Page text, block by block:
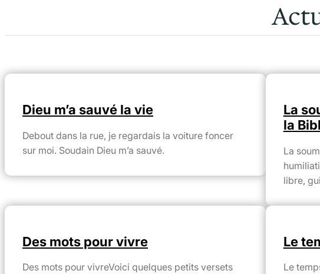
Dieu m’a sauvé la vie
Debout dans la rue, je regardais la voiture foncer
sur moi. Soudain Dieu m’a sauvé.
La
la
La
libre,
Des mots pour vivre
Des mots pour vivreVoici quelques petits versets
Le
Le